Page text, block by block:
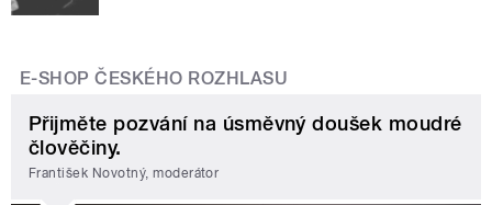
E-SHOP ČESKÉHO ROZHLASU
Přijměte pozvání na úsměvný doušek moudré
člověčiny.
František Novotný, moderátor